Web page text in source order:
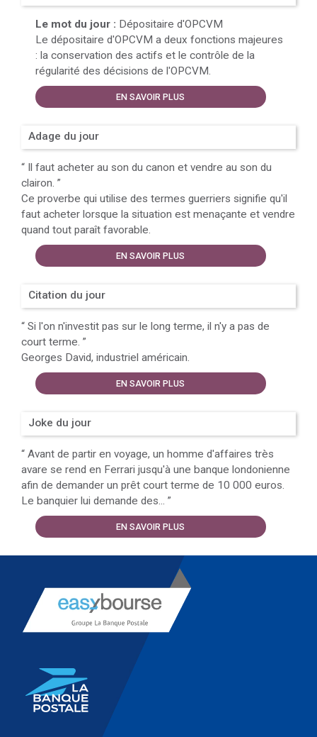
Le mot du jour : Dépositaire d'OPCVM
Le dépositaire d'OPCVM a deux fonctions majeures
: la conservation des actifs et le contrôle de la
régularité des décisions de l'OPCVM.
EN SAVOIR PLUS
Adage du jour
“ Il faut acheter au son du canon et vendre au son du
clairon. ”
Ce proverbe qui utilise des termes guerriers signifie qu'il
faut acheter lorsque la situation est menaçante et vendre
quand tout paraît favorable.
EN SAVOIR PLUS
Citation du jour
“ Si l'on n'investit pas sur le long terme, il n'y a pas de
court terme. ”
Georges David, industriel américain.
EN SAVOIR PLUS
Joke du jour
“ Avant de partir en voyage, un homme d'affaires très
avare se rend en Ferrari jusqu'à une banque londonienne
afin de demander un prêt court terme de 10 000 euros.
Le banquier lui demande des... ”
EN SAVOIR PLUS